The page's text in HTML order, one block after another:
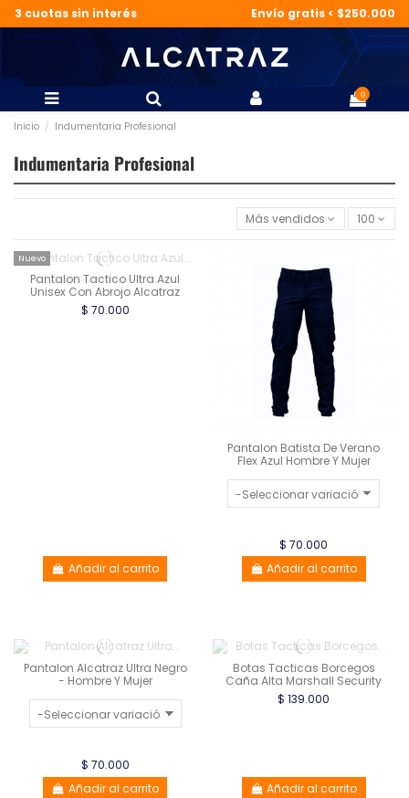
3 cuotas sin interés Envío gratis < $250.000
0
Inicio Indumentaria Profesional
Indumentaria Profesional
Más vendidos 100
Nuevo
Pantalon Tactico Ultra Azul
Unisex Con Abrojo Alcatraz
$ 70.000
Añadir al carrito
Pantalon Batista De Verano
Flex Azul Hombre Y Mujer
$ 70.000
Añadir al carrito
Pantalon Alcatraz Ultra Negro
- Hombre Y Mujer
$ 70.000
Añadir al carrito
Botas Tacticas Borcegos
Caña Alta Marshall Security
$ 139.000
Añadir al carrito